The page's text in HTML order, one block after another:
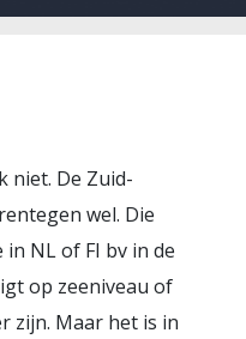
niet. De Zuid-
wel. Die
NL of FI bv in de
op zeeniveau of
zijn. Maar het is in